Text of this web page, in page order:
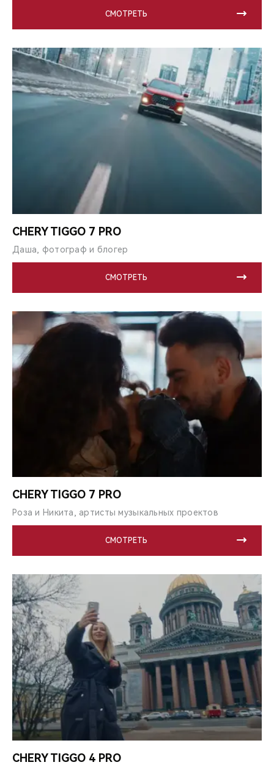
СМОТРЕТЬ
CHERY TIGGO 7 PRO
Даша, фотограф и блогер
СМОТРЕТЬ
CHERY TIGGO 7 PRO
Роза и Никита, артисты музыкальных проектов
СМОТРЕТЬ
CHERY TIGGO 4 PRO